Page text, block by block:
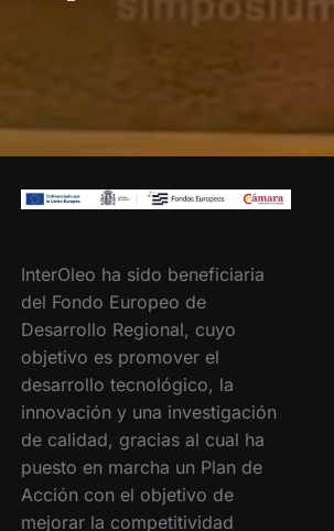
InterOleo ha sido beneficiaria
del Fondo Europeo de
Desarrollo Regional, cuyo
objetivo es promover el
desarrollo tecnológico, la
innovación y una investigación
de calidad, gracias al cual ha
puesto en marcha un Plan de
Acción con el objetivo de
mejorar la competitividad